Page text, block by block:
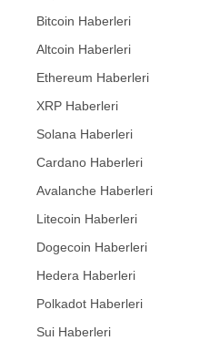
Bitcoin Haberleri
Altcoin Haberleri
Ethereum Haberleri
XRP Haberleri
Solana Haberleri
Cardano Haberleri
Avalanche Haberleri
Litecoin Haberleri
Dogecoin Haberleri
Hedera Haberleri
Polkadot Haberleri
Sui Haberleri